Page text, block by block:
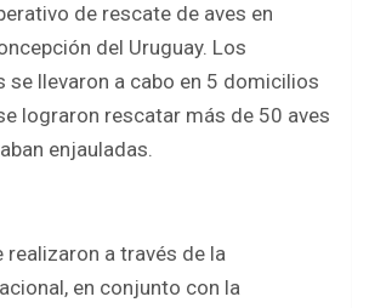
at
s
A
p
ar
e
de rescate de aves en
del Uruguay. Los
se llevaron a cabo en 5 domicilios
lograron rescatar más de 50 aves
enjauladas.
realizaron a través de la
en conjunto con la